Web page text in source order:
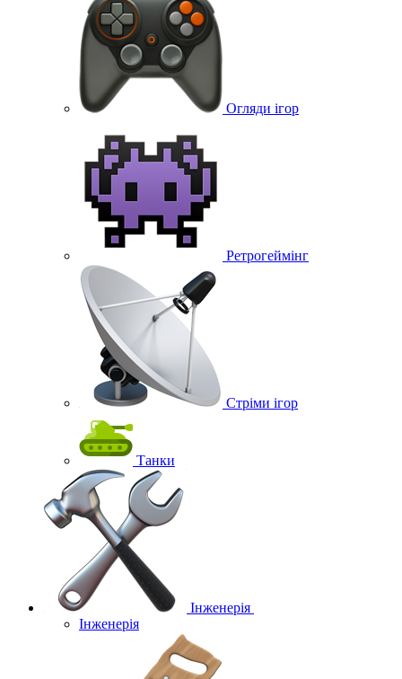
Огляди ігор
Ретрогеймінг
Стріми ігор
Танки
Інженерія
Інженерія